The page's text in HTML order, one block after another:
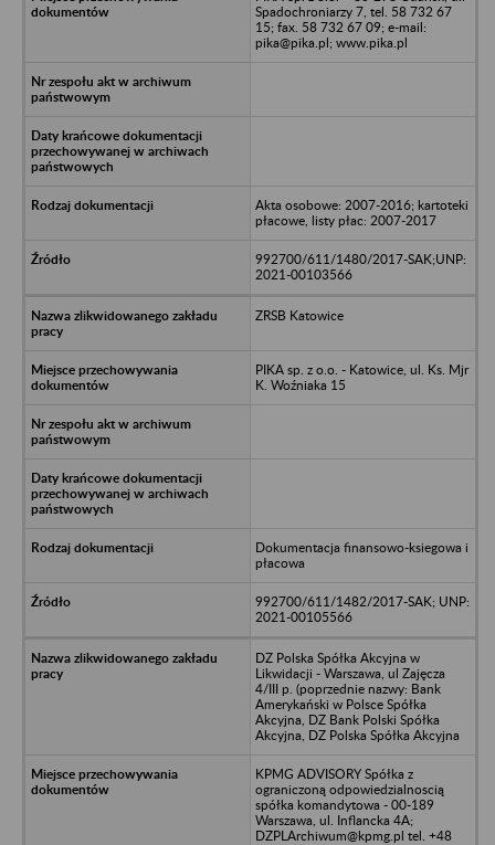
Spadochroniarzy 7, tel. 58 732 67
15; fax. 58 732 67 09; e-mail:
pika@pika.pl; www.pika.pl
Akta osobowe: 2007-2016; kartoteki
płacowe, listy płac: 2007-2017
992700/611/1480/2017-SAK;UNP:
2021-00103566
ZRSB Katowice
PIKA sp. z o.o. - Katowice, ul. Ks. Mjr
K. Woźniaka 15
Dokumentacja finansowo-ksiegowa i
płacowa
992700/611/1482/2017-SAK; UNP:
2021-00105566
DZ Polska Spółka Akcyjna w
Likwidacji - Warszawa, ul Zajęcza
4/III p. (poprzednie nazwy: Bank
Amerykański w Polsce Spółka
Akcyjna, DZ Bank Polski Spółka
Akcyjna, DZ Polska Spółka Akcyjna
KPMG ADVISORY Spółka z
ograniczoną odpowiedzialnoscią
spółka komandytowa - 00-189
Warszawa, ul. Inflancka 4A;
DZPLArchiwum@kpmg.pl tel. +48